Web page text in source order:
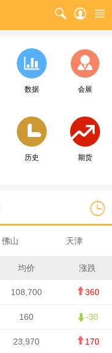
数据 会展
历史 期货
佛山 天津
均价 涨跌
108,700 360
160 -30
23,970 170